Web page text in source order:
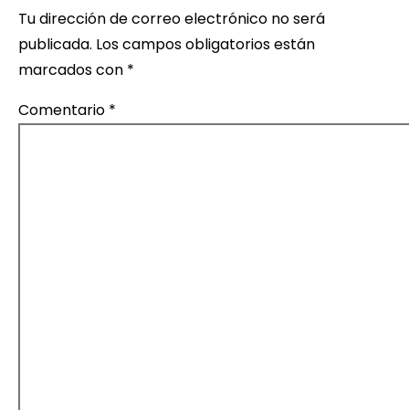
Tu dirección de correo electrónico no será
publicada. Los campos obligatorios están
marcados con *
Comentario *